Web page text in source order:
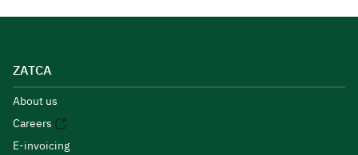
ZATCA
About us
Careers
E-invoicing